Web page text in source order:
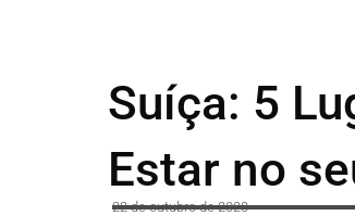
Suíça: 5
Estar no
22 de outubro de 2023